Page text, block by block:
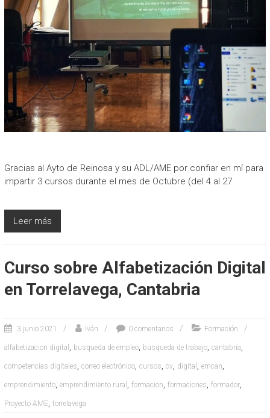
Gracias al Ayto de Reinosa y su ADL/AME por confiar en mí para
impartir 3 cursos durante el mes de Octubre (del 4 al 27
Leer más
Curso sobre Alfabetización Digital
en Torrelavega, Cantabria
3 junio 2021 Iván 0 comentarios Formación
alfabetizacion digital , busqueda de empleo, busqueda de trabajo, cantabria,
competencias digitales, correo electrónico, cursos, cv, digital , emcan,
emprendimiento, emprendimiento rural , formacion, formaciones, formador,
Proyecto AME, torrelavega